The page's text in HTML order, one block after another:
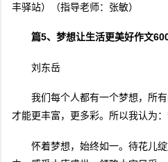
丰驿站）（指导老师：张敏）
篇5、梦想让生活更美好作文
刘东岳
我们每个人都有一个梦想，所
才能更丰富，更多彩。所以我认为：
怀着梦想，始终如一。待花儿